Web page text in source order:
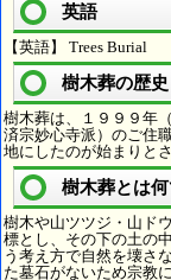
英語
【英語】 Trees Burial
樹木葬の歴史
樹木葬は、１９９９年
済宗妙心寺派）のご住
地にしたのが始まりとさ
樹木葬とは何
樹木や山ツツジ・山ド
標とし、その下の土の
う考え方で自然を壊さ
た墓石がないため宗教